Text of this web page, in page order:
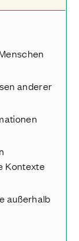
anderer
Kontexte
außerhalb